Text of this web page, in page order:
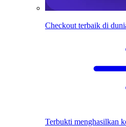
Checkout terbaik di
Terbukti menghasilkan